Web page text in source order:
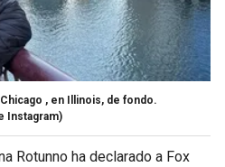
, en Illinois, de fondo.
Instagram)
Rotunno ha declarado a Fox